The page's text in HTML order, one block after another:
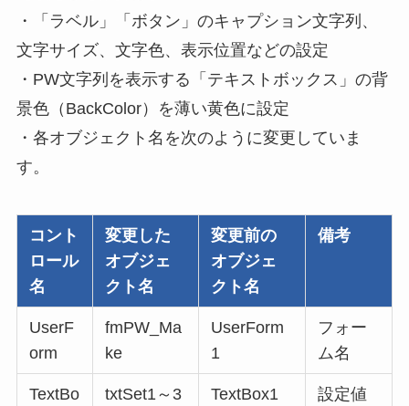
・「ラベル」「ボタン」のキャプション文字列、
文字サイズ、文字色、表示位置などの設定
・PW文字列を表示する「テキストボックス」の背
景色（BackColor）を薄い黄色に設定
・ 各オブジェクト名を次のように変更していま
す。
コント
ロール
名
変更した
オブジェ
クト名
変更前の
オブジェ
クト名
備考
UserF
orm
fmPW_Ma
ke
UserForm
1
フォー
ム名
TextBo txtSet1～3 TextBox1 設定値